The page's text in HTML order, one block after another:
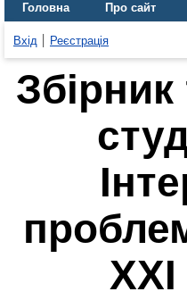
Головна Про сайт
Вхід Реєстрація
ХХІ